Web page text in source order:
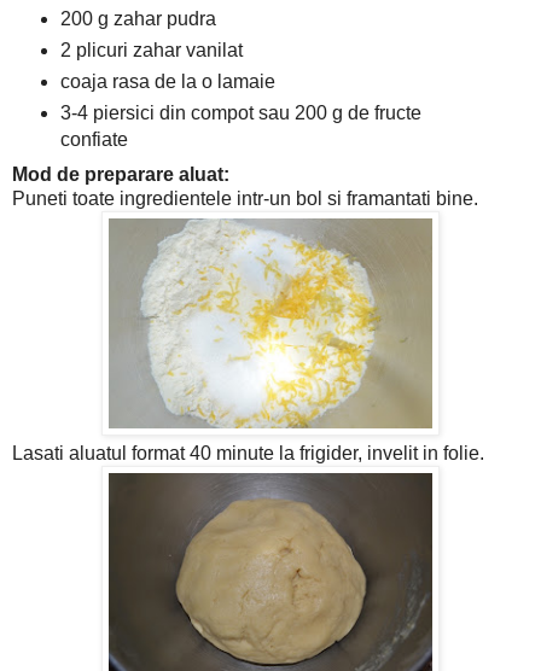
200 g zahar pudra
2 plicuri zahar vanilat
coaja rasa de la o lamaie
3-4 piersici din compot sau 200 g de fructe
confiate
Mod de preparare aluat:
Puneti toate ingredientele intr-un bol si framantati bine.
Lasati aluatul format 40 minute la frigider, invelit in folie.